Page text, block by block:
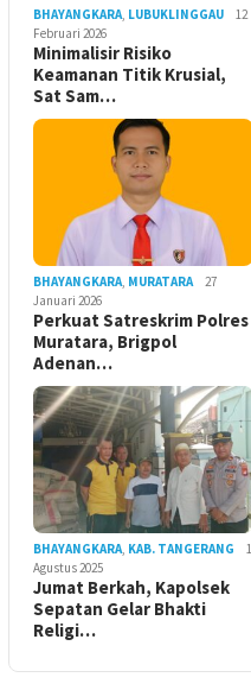
BHAYANGKARA LUBUKLINGGAU
12
Februari 2026
Minimalisir Risiko
Keamanan Titik Krusial,
Sat Sam…
BHAYANGKARA MURATARA
27
Januari 2026
Perkuat Satreskrim Polres
Muratara, Brigpol
Adenan…
BHAYANGKARA KAB. TANGERANG
1
Agustus 2025
Jumat Berkah, Kapolsek
Sepatan Gelar Bhakti
Religi…